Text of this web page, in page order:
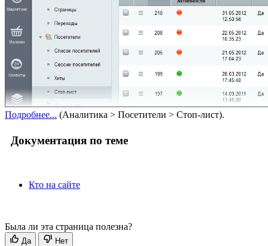
Подробнее... (Аналитика > Посетители > Стоп-лист).
Документация по теме
Кто на сайте
Была ли эта страница полезна?
Да Нет